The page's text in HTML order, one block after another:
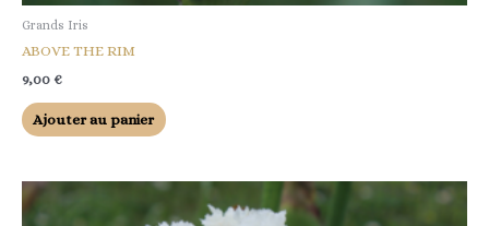
Grands Iris
ABOVE THE RIM
9,00 €
Ajouter au panier